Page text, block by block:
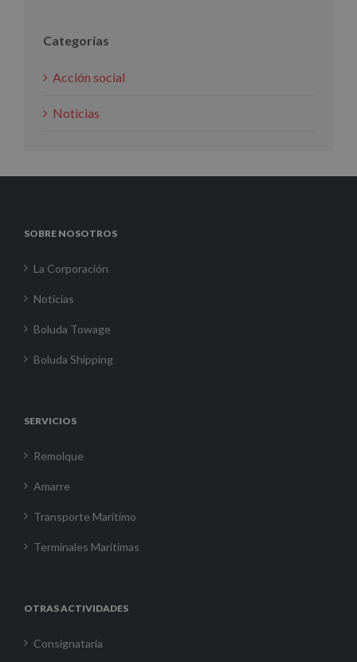
Categorías
Acción social
Noticias
SOBRE NOSOTROS
La Corporación
Noticias
Boluda Towage
Boluda Shipping
SERVICIOS
Remolque
Amarre
Transporte Marítimo
Terminales Marítimas
OTRAS ACTIVIDADES
Consignataria